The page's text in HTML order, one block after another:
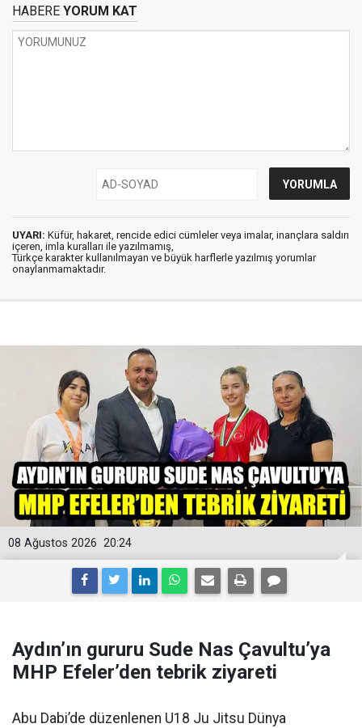
HABERE YORUM KAT
UYARI: Küfür, hakaret, rencide edici cümleler veya imalar, inançlara saldırı
içeren, imla kuralları ile yazılmamış,
Türkçe karakter kullanılmayan ve büyük harflerle yazılmış yorumlar
onaylanmamaktadır.
20:24
08 Ağustos 2026
Aydın’ın gururu Sude Nas Çavultu’ya
MHP Efeler’den tebrik ziyareti
Abu Dabi’de düzenlenen U18 Ju Jitsu Dünya